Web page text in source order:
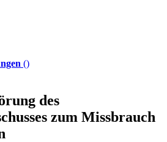
()
des
zum Missbrauch